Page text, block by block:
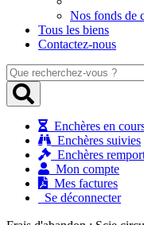
Nos fonds de
Tous les biens
Contactez-nous
Que
recherchez-
vous
Enchères en
Enchères suivies
Enchères
Mon compte
Mes factures
Se déconnecter